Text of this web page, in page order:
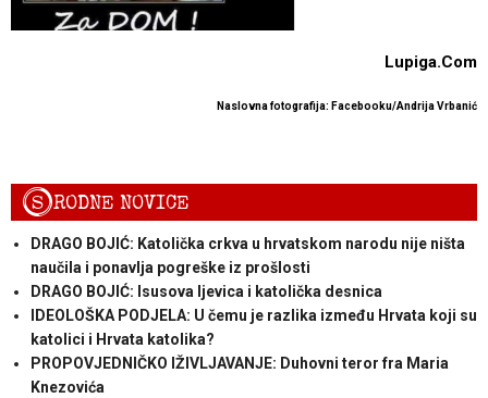
Lupiga.Com
Naslovna fotografija: Facebooku/Andrija Vrbanić
SRODNE NOVICE
DRAGO BOJIĆ: Katolička crkva u hrvatskom narodu nije ništa
naučila i ponavlja pogreške iz prošlosti
DRAGO BOJIĆ: ​Isusova ljevica i katolička desnica
IDEOLOŠKA PODJELA: U čemu je razlika između Hrvata koji su
katolici i Hrvata katolika?
PROPOVJEDNIČKO IŽIVLJAVANJE: Duhovni teror fra Maria
Knezovića